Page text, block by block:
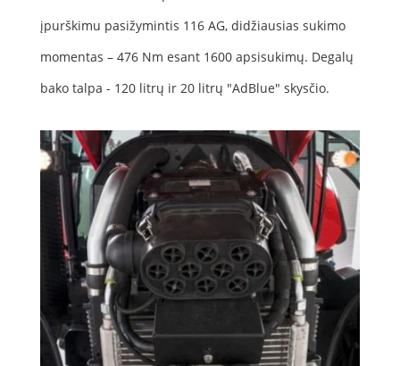
įpurškimu pasižymintis 116 AG, didžiausias sukimo
momentas – 476 Nm esant 1600 apsisukimų. Degalų
bako talpa - 120 litrų ir 20 litrų "AdBlue" skysčio.